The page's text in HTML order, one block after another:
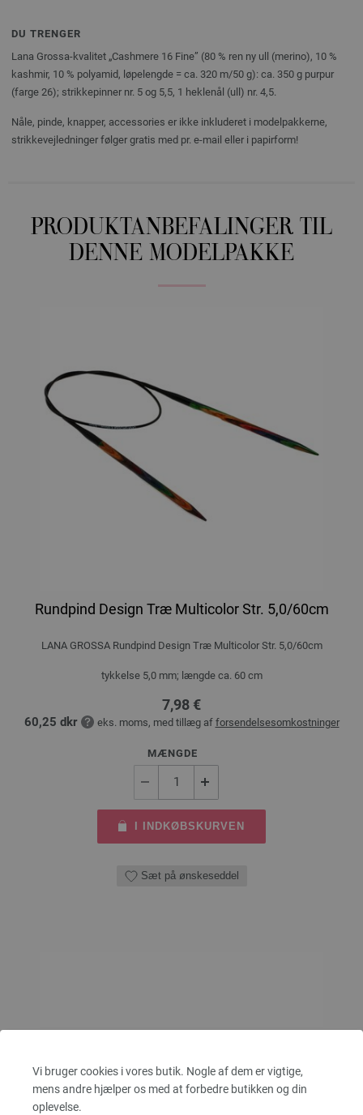
Vi bruger cookies i vores butik. Nogle af dem er vigtige,
mens andre hjælper os med at forbedre butikken og din
oplevelse.
DU TRENGER
Lana Grossa-kvalitet „Cashmere 16 Fine” (80 % ren ny ull (merino), 10 %
kashmir, 10 % polyamid, løpelengde = ca. 320 m/50 g): ca. 350 g purpur
(farge 26); strikkepinner nr. 5 og 5,5, 1 heklenål (ull) nr. 4,5.
Nåle, pinde, knapper, accessories er ikke inkluderet i modelpakkerne,
strikkevejledninger følger gratis med pr. e-mail eller i papirform!
PRODUKTANBEFALINGER TIL
DENNE MODELPAKKE
Rundpind Design Træ Multicolor Str. 5,0/60cm
LANA GROSSA Rundpind Design Træ Multicolor Str. 5,0/60cm
tykkelse 5,0 mm; længde ca. 60 cm
7,98 €
60,25 dkr eks. moms, med tillæg af forsendelsesomkostninger
MÆNGDE
I INDKØBSKURVEN
Sæt på ønskeseddel